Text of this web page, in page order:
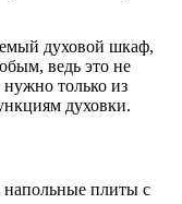
духовой шкаф,
ведь это не
только из
духовки.
плиты с